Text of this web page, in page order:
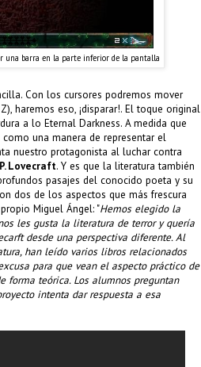
una barra en la parte inferior de la pantalla
Con los cursores podremos mover
haremos eso, ¡disparar!. El toque original
a lo Eternal Darkness. A medida que
una manera de representar el
nuestro protagonista al luchar contra
Lovecraft. Y es que la literatura también
pasajes del conocido poeta y su
dos de los aspectos que más frescura
Miguel Ángel: "Hemos elegido la
les gusta la literatura de terror y quería
desde una perspectiva diferente. Al
han leído varios libros relacionados
para que vean el aspecto práctico de
forma teórica. Los alumnos preguntan
intenta dar respuesta a esa